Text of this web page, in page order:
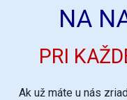
NA
PRI
Ak už máte u nás